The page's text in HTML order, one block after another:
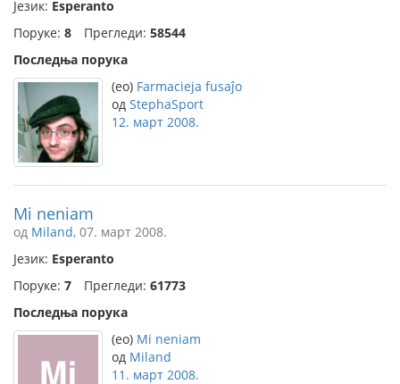
Језик: Esperanto
Поруке: 8 Прегледи: 58544
Последња порука
(eo) Farmacieja fusaĵo
од StephaSport
12. март 2008.
Mi neniam
од Miland, 07. март 2008.
Језик: Esperanto
Поруке: 7 Прегледи: 61773
Последња порука
(eo) Mi neniam
од Miland
11. март 2008.